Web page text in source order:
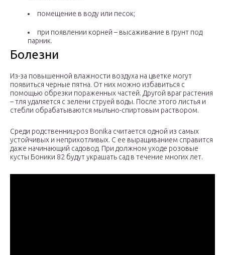
помещение в воду или песок;
при появлении корней – высаживание в грунт под
парник.
Болезни
Из-за повышенной влажности воздуха на цветке могут
появиться черные пятна. От них можно избавиться с
помощью обрезки пораженных частей. Другой враг растения
– тля удаляется с зелени струей воды. После этого листья и
стебли обрабатываются мыльно-спиртовым раствором.
Среди родственниц-роз Bonika считается одной из самых
устойчивых и неприхотливых. С ее выращиванием справится
даже начинающий садовод. При должном уходе розовые
кусты Боники 82 будут украшать сад в течение многих лет.